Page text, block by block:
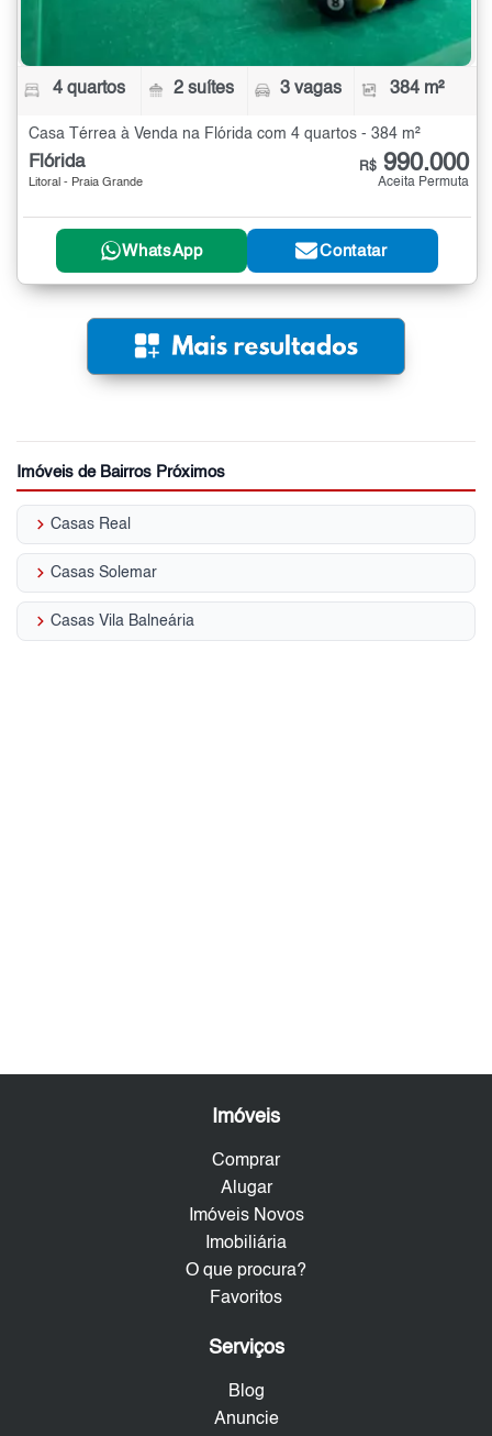
4 quartos 2 suítes 3 vagas 384 m²
Casa Térrea à Venda na Flórida com 4 quartos - 384 m²
Flórida
Litoral - Praia Grande
R$ 990.000
Aceita Permuta
WhatsApp Contatar
Imóveis de Bairros Próximos
keyboard_arrow_right Casas Real
keyboard_arrow_right Casas Solemar
keyboard_arrow_right Casas Vila Balneária
Imóveis
Comprar
Alugar
Imóveis Novos
Imobiliária
O que procura?
Favoritos
Serviços
Blog
Anuncie